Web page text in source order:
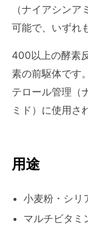
（ナイアシン
可能で、いずれ
400以上の酵素
素の前駆体です
テロール管理（
ミド）に使用さ
用途
小麦粉・シリ
マルチビタミ